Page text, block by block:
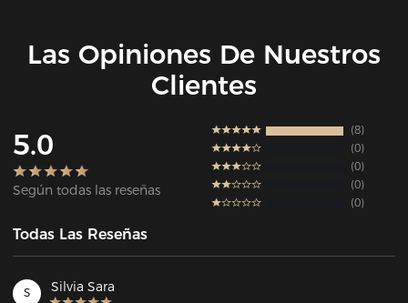
Las Opiniones De Nuestros
Clientes
5.0
Según todas las reseñas
8
0
0
0
0
Todas Las Reseñas
S Silvia Sara